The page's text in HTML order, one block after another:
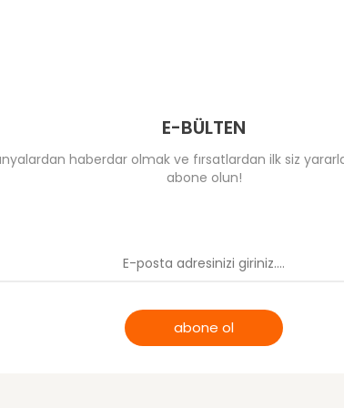
E-BÜLTEN
haberdar olmak ve fırsatlardan ilk siz
abone olun!
abone ol